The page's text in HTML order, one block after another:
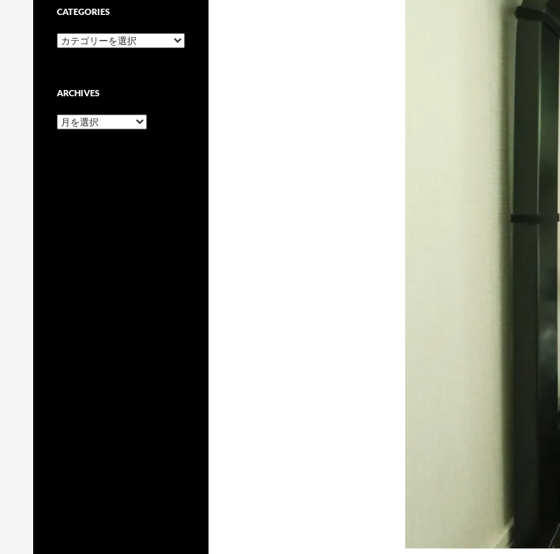
CATEGORIES
categories
ARCHIVES
archives